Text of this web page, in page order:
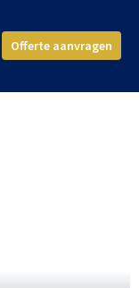
Offerte aanvragen